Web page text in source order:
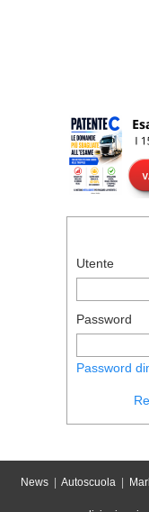
Utente
Password
Password
News| Autoscuola|